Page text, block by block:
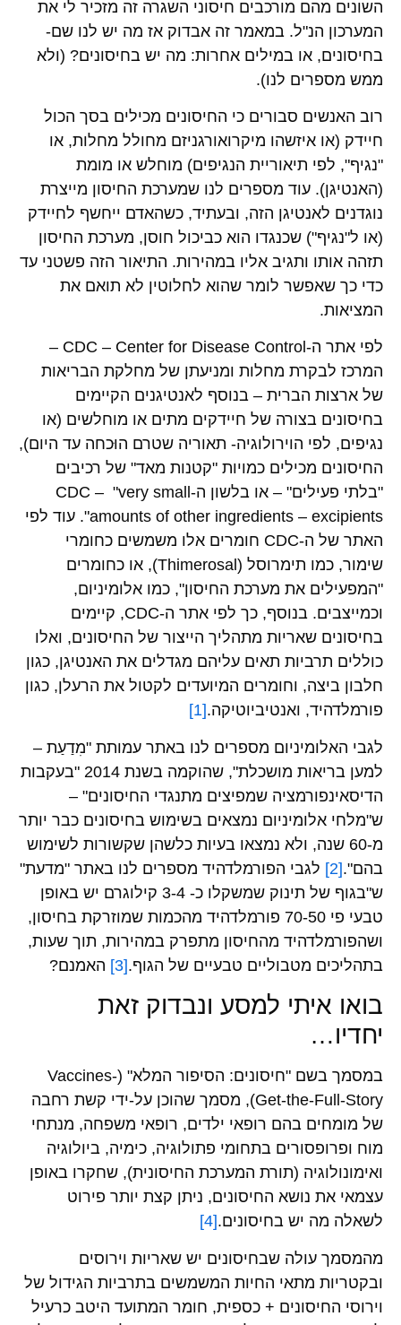
השונים מהם מורכבים חיסוני השגרה זה מזכיר לי את
המערכון הנ"ל. במאמר זה אבדוק אז מה יש לנו שם-
בחיסונים, או במילים אחרות: מה יש בחיסונים? (ולא
ממש מספרים לנו).
רוב האנשים סבורים כי החיסונים מכילים בסך הכול
חיידק (או איזשהו מיקרואורגניזם מחולל מחלות, או
"נגיף", לפי תיאוריית הנגיפים) מוחלש או מומת
(האנטיגן). עוד מספרים לנו שמערכת החיסון מייצרת
נוגדנים לאנטיגן הזה, ובעתיד, כשהאדם ייחשף לחיידק
(או ל"נגיף") שכנגדו הוא כביכול חוסן, מערכת החיסון
תזהה אותו ותגיב אליו במהירות. התיאור הזה פשטני עד
כדי כך שאפשר לומר שהוא לחלוטין לא תואם את
המציאות.
לפי אתר ה-CDC – Center for Disease Control –
המרכז לבקרת מחלות ומניעתן של מחלקת הבריאות
של ארצות הברית – בנוסף לאנטיגנים הקיימים
בחיסונים בצורה של חיידקים מתים או מוחלשים (או
נגיפים, לפי הוירולוגיה- תאוריה שטרם הוּכחה עד היום),
החיסונים מכילים כמויות "קטנות מאד" של רכיבים
"בלתי פעילים" – או בלשון ה-CDC – "very small
amounts of other ingredients – excipients". עוד לפי
האתר של ה-CDC חומרים אלו משמשים כחומרי
שימור, כמו תימרוסל (Thimerosal), או כחומרים
"המפעילים את מערכת החיסון", כמו אלומיניום,
וכמייצבים. בנוסף, כך לפי אתר ה-CDC, קיימים
בחיסונים שאריות מתהליך הייצור של החיסונים, ואלו
כוללים תרביות תאים עליהם מגדלים את האנטיגן, כגון
חלבון ביצה, וחומרים המיועדים לקטול את הרעלן, כגון
פורמלדהיד, ואנטיביוטיקה.[1]
לגבי האלומיניום מספרים לנו באתר עמותת "מִדַעַת –
למען בריאות מושכלת", שהוקמה בשנת 2014 "בעקבות
הדיסאינפורמציה שמפיצים מתנגדי החיסונים" –
ש"מלחי אלומיניום נמצאים בשימוש בחיסונים כבר יותר
מ-60 שנה, ולא נמצאו בעיות כלשהן שקשורות לשימוש
בהם".[2]
לגבי הפורמלדהיד מספרים לנו באתר "מדעת"
ש"בגוף של תינוק שמשקלו כ- 3-4 קילוגרם יש באופן
טבעי פי 70-50 פורמלדהיד מהכמות שמוזרקת בחיסון,
ושהפורמלדהיד מהחיסון מתפרק במהירות, תוך שעות,
בתהליכים מטבוליים טבעיים של הגוף.[3] האמנם?
בואו איתי למסע ונבדוק זאת
יחדיו…
במסמך בשם "חיסונים: הסיפור המלא" (Vaccines-
Get-the-Full-Story), מסמך שהוכן על-ידי קשת רחבה
של מומחים בהם רופאי ילדים, רופאי משפחה, מנתחי
מוח ופרופסורים בתחומי פתולוגיה, כימיה, ביולוגיה
ואימונולוגיה (תורת המערכת החיסונית), שחקרו באופן
עצמאי את נושא החיסונים, ניתן קצת יותר פירוט
לשאלה מה יש בחיסונים.[4]
מהמסמך עולה שבחיסונים יש שאריות וירוסים
ובקטריות מתאי החיות המשמשים בתרביות הגידול של
וירוסי החיסונים + כספית, חומר המתועד היטב כרעיל